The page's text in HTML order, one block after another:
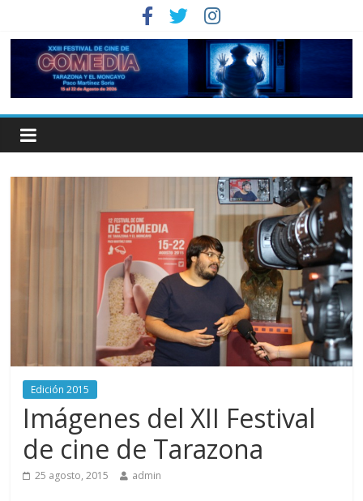
Edición 2015
Imágenes del XII Festival
de cine de Tarazona
25 agosto, 2015 admin